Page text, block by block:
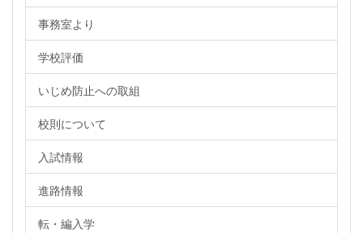
事務室より
学校評価
いじめ防止への取組
校則について
入試情報
進路情報
転・編入学